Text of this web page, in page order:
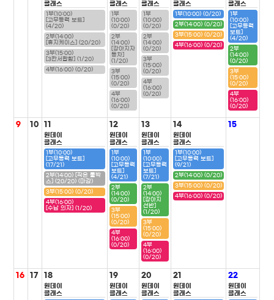
클래스
1부(10:00)
[고무동력 보트]
(4/20)
2부(14:00)
[휴지케이스] (20/20)
3부(15:00)
[3칸서랍함] (1/20)
4부(16:00) (0/20)
클래스
1부
(10:00)
(0/20)
2부
(14:00)
[강아지자
동차]
(1/20)
3부
(15:00)
(0/20)
4부
(16:00)
(0/20)
클래스
1부
(10:00)
(0/20)
2부
(14:00)
(0/20)
3부
(15:00)
(0/20)
4부
(16:00)
(0/20)
클래스
1부(10:00) (0/20)
2부(14:00) (0/20)
3부(15:00) (0/20)
4부(16:00) (0/20)
클래스
1부
(10:00)
[고무동력
보트]
(4/20)
2부
(14:00)
(0/20)
3부
(15:00)
(0/20)
4부
(16:00)
(0/20)
9 10 11
원데이
클래스
1부(10:00)
[고무동력 보트]
(17/21)
2부(14:00) [작은 툴박
스] (20/20) (마감)
3부(15:00) (0/20)
4부(16:00)
[수납 의자] (1/20)
12
원데이
클래스
1부
(10:00)
[고무동력
보트]
(4/21)
2부
(14:00)
(0/20)
3부
(15:00)
(0/20)
4부
(16:00)
(0/20)
13
원데이
클래스
1부
(10:00)
[고무동력
보트]
(7/21)
2부
(14:00)
[강아지
선반]
(1/20)
3부
(15:00)
(0/20)
4부
(16:00)
(0/20)
14
원데이
클래스
1부(10:00)
[고무동력 보트]
(9/21)
2부(14:00) (0/20)
3부(15:00) (0/20)
4부(16:00) (0/20)
15
16 17 18
원데이
클래스
19
원데이
클래스
20
원데이
클래스
21
원데이
클래스
22
원데이
클래스